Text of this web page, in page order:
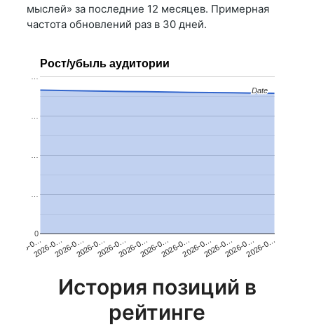
мыслей» за последние 12 месяцев. Примерная
частота обновлений раз в 30 дней.
Рост/убыль аудитории
2026-0…2026-0…2026-0…2026-0…2026-0…2026-0…2026-0…2026-0…2026-0…2026-0…2026-0…2026-0…
0
…
…
…
…
Date
Date
История позиций в
рейтинге